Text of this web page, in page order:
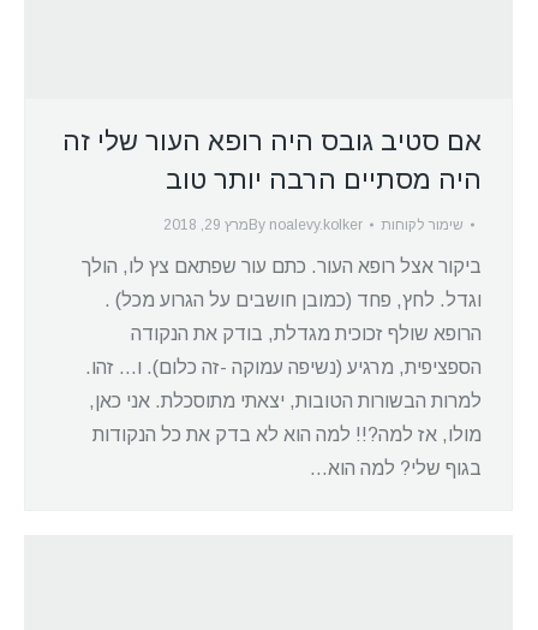
אם סטיב גובס היה רופא העור שלי זה
היה מסתיים הרבה יותר טוב
שימור לקוחות By noalevy.kolker מרץ 29, 2018
ביקור אצל רופא העור. כתם עור שפתאם צץ לו, הולך
וגדל. לחץ, פחד (כמובן חושבים על הגרוע מכל) .
הרופא שולף זכוכית מגדלת, בודק את הנקודה
הספציפית, מרגיע (נשיפה עמוקה -זה כלום). ו… זהו.
למרות הבשורות הטובות, יצאתי מתוסכלת. אני כאן,
מולו, אז למה?!! למה הוא לא בדק את כל הנקודות
בגוף שלי? למה הוא…